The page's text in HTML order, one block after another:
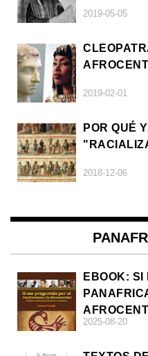
2019-05-05
2019-02-01
POR QUÉ
2018-12-06
EBOOK: SI
2025-08-20